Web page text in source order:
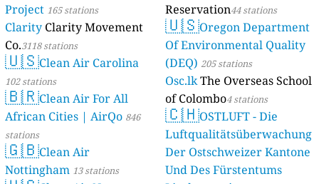
Project 165 stations
Clarity Clarity Movement
Co.3118 stations
🇺🇸Clean Air Carolina
102 stations
🇧🇷Clean Air For All
African Cities | AirQo 846
stations
🇬🇧Clean Air
Nottingham 13 stations
Reservation44 stations
🇺🇸Oregon Department
Of Environmental Quality
(DEQ) 205 stations
Osc.lkThe Overseas School
of Colombo4 stations
🇨🇭OSTLUFT - Die
Luftqualitätsüberwachung
Der Ostschweizer Kantone
Und Des Fürstentums